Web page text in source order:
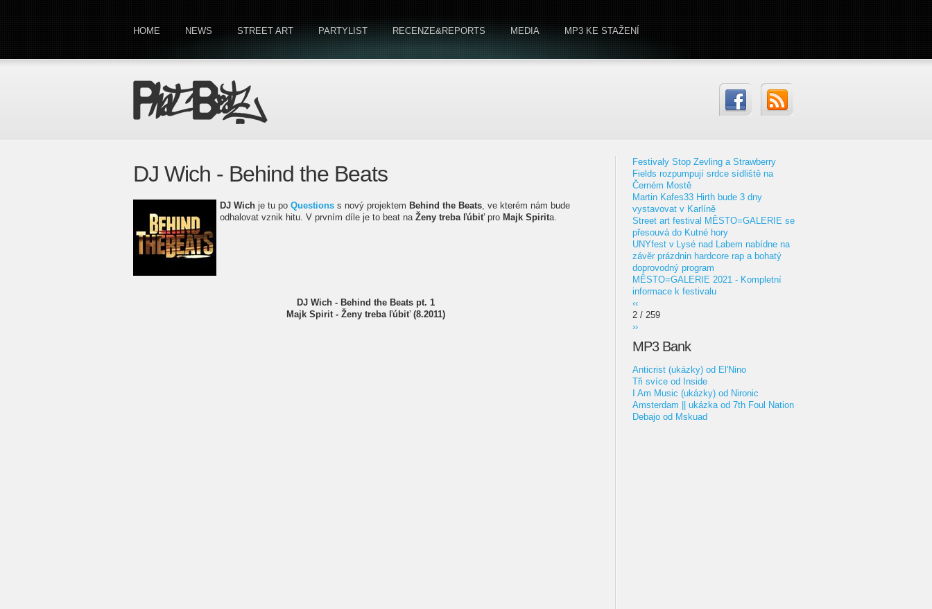
HOME NEWS STREET ART PARTYLIST RECENZE&REPORTS MEDIA MP3 KE STAŽENÍ
DJ Wich - Behind the Beats
DJ Wich je tu po Questions s nový projektem Behind the Beats, ve kterém nám bude
odhalovat vznik hitu. V prvním díle je to beat na Ženy treba ľúbiťpro Majk Spirita.
DJ Wich - Behind the Beats pt. 1
Majk Spirit - Ženy treba ľúbiť (8.2011)
Festivaly Stop Zevling a Strawberry
Fields rozpumpují srdce sídliště na
Černém Mostě
Martin Kafes33 Hirth bude 3 dny
vystavovat v Karlíně
Street art festival MĚSTO=GALERIE se
přesouvá do Kutné hory
UNYfest v Lysé nad Labem nabídne na
závěr prázdnin hardcore rap a bohatý
doprovodný program
MĚSTO=GALERIE 2021 - Kompletní
informace k festivalu
‹‹
2 / 259
››
MP3 Bank
Anticrist (ukázky) od El'Nino
Tři svíce od Inside
I Am Music (ukázky) od Nironic
Amsterdam || ukázka od 7th Foul Nation
Debajo od Mskuad